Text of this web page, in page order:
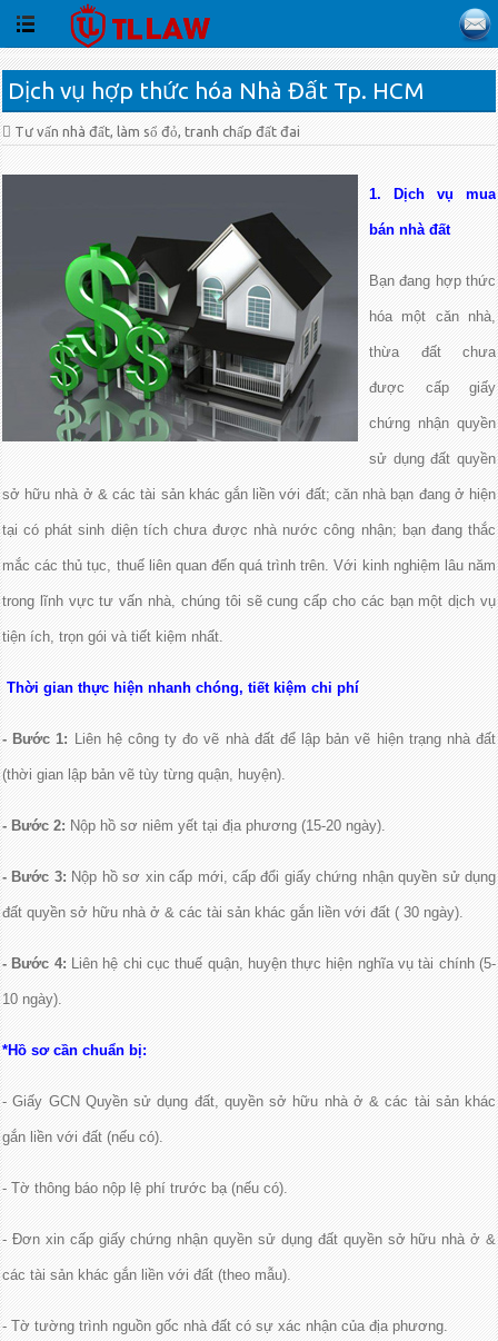
Dịch vụ hợp thức hóa Nhà Đất Tp. HCM
Tư vấn nhà đất, làm sổ đỏ, tranh chấp đất đai
1. Dịch vụ mua
bán nhà đất
Bạn đang hợp thức
hóa một căn nhà,
thừa đất chưa
được cấp giấy
chứng nhận quyền
sử dụng đất quyền
sở hữu nhà ở & các tài sản khác gắn liền với đất; căn nhà bạn đang ở hiện
tại có phát sinh diện tích chưa được nhà nước công nhận; bạn đang thắc
mắc các thủ tục, thuế liên quan đến quá trình trên. Với kinh nghiệm lâu năm
trong lĩnh vực tư vấn nhà, chúng tôi sẽ cung cấp cho các bạn một dịch vụ
tiện ích, trọn gói và tiết kiệm nhất.
Thời gian thực hiện nhanh chóng, tiết kiệm chi phí
- Bước 1: Liên hệ công ty đo vẽ nhà đất để lập bản vẽ hiện trạng nhà đất
(thời gian lập bản vẽ tùy từng quận, huyện).
- Bước 2: Nộp hồ sơ niêm yết tại địa phương (15-20 ngày).
- Bước 3:Nộp hồ sơ xin cấp mới, cấp đổi giấy chứng nhận quyền sử dụng
đất quyền sở hữu nhà ở & các tài sản khác gắn liền với đất ( 30 ngày).
- Bước 4:Liên hệ chi cục thuế quận, huyện thực hiện nghĩa vụ tài chính (5-
10 ngày).
*Hồ sơ cần chuẩn bị:
- Giấy GCN Quyền sử dụng đất, quyền sở hữu nhà ở & các tài sản khác
gắn liền với đất (nếu có).
- Tờ thông báo nộp lệ phí trước bạ (nếu có).
- Đơn xin cấp giấy chứng nhận quyền sử dụng đất quyền sở hữu nhà ở &
các tài sản khác gắn liền với đất (theo mẫu).
- Tờ tường trình nguồn gốc nhà đất có sự xác nhận của địa phương.